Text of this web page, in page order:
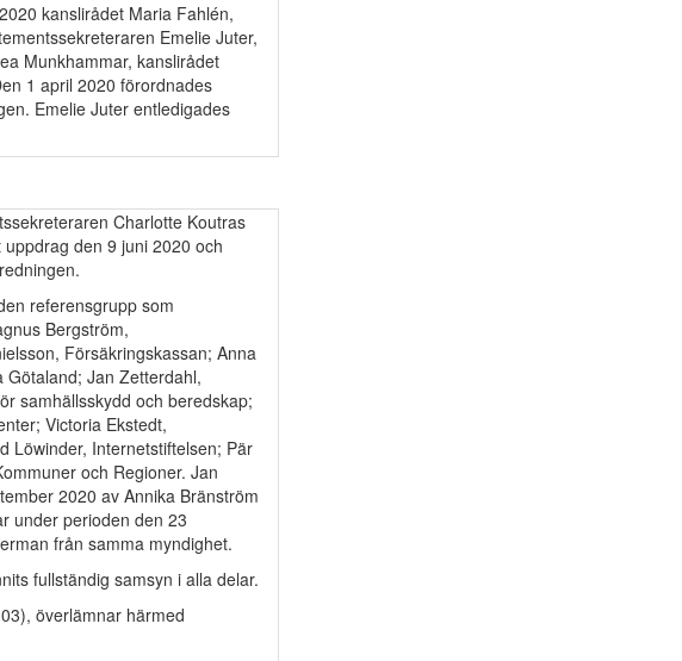
kanslirådet Maria Fahlén,
Emelie Juter,
Munkhammar, kanslirådet
1 april 2020 förordnades
Emelie Juter entledigades
Charlotte Koutras
den 9 juni 2020 och
referensgrupp som
Bergström,
Försäkringskassan; Anna
Götaland; Jan Zetterdahl,
samhällsskydd och beredskap;
Victoria Ekstedt,
Löwinder, Internetstiftelsen; Pär
och Regioner. Jan
2020 av Annika Bränström
under perioden den 23
från samma myndighet.
fullständig samsyn i alla delar.
överlämnar härmed